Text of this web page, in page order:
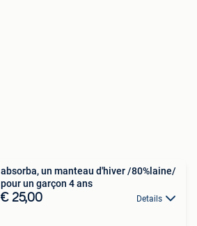
absorba, un manteau d'hiver /80%laine/
pour un garçon 4 ans
€ 25,00 Details